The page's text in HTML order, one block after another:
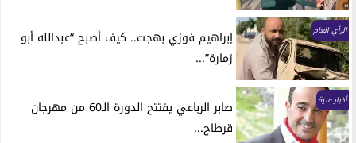
الرأي العام
إبراهيم فوزي بهجت.. كيف أصبح “عبدالله أبو
زمارة”...
أخبار فنية
صابر الرباعي يفتتح الدورة الـ60 من مهرجان
قرطاج...